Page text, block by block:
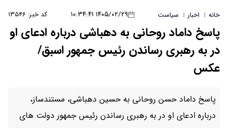
خانه | اخبار | سیاست ۱۴۰۵/۰۲/۲۹ ۱۰:۳۴:۴۱ کد خبر: ۱۳۵۴۶
پاسخ داماد روحانی به دهباشی درباره ادعای او
در به رهبری رساندن رئیس جمهور اسبق/
عکس
پاسخ داماد حسن روحانی به حسین دهباشی، مستندساز،
درباره ادعای او در به رهبری رساندن رئیس جمهور دولت های